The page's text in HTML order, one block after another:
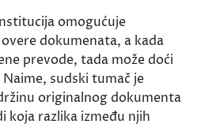
omogućuje
dokumenata, a kada
prevode, tada može doći
sudski tumač je
originalnog dokumenta
koja razlika između njih